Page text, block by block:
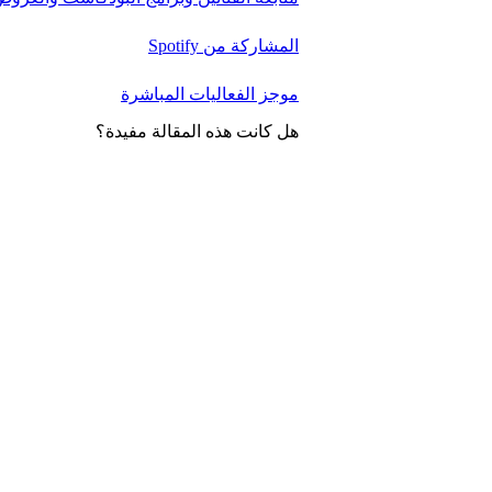
المشاركة من Spotify
موجز الفعاليات المباشرة
هل كانت هذه المقالة مفيدة؟